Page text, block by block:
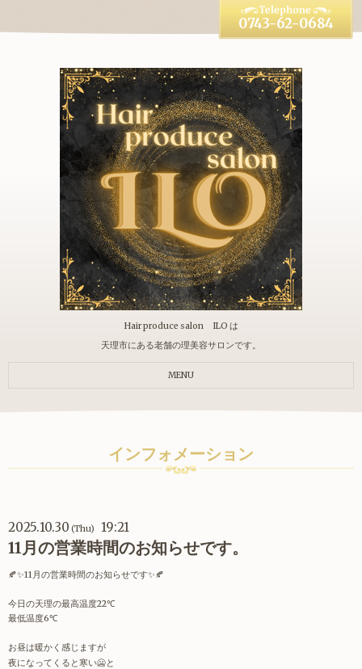
Hair produce salon ILO は
天理市にある老舗の理美容サロンです。
0743-62-0684
MENU
インフォメーション
2025.10.30 (Thu) 19:21
11月の営業時間のお知らせです。
🍂✨11月の営業時間のお知らせです✨🍂
今日の天理の最高温度22℃
最低温度6℃
お昼は暖かく感じますが
夜になってくると寒い🥶と